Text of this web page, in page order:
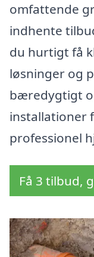
omfattende
indhente
du hurtigt få
løsninger og
bæredygtigt
installationer
professionel
Få 3 tilbud,